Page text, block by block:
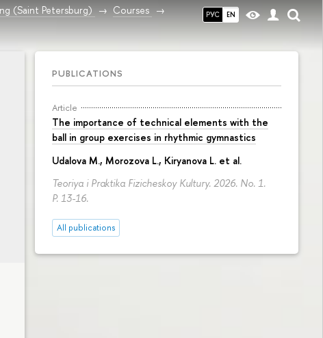
РУС EN
(Saint Petersburg)
Courses
PUBLICATIONS
Article
The importance of technical elements with the
ball in group exercises in rhythmic gymnastics
Udalova M., Morozova L., Kiryanova L. et al.
Teoriya i Praktika Fizicheskoy Kultury. 2026. No. 1.
P. 13-16.
All publications